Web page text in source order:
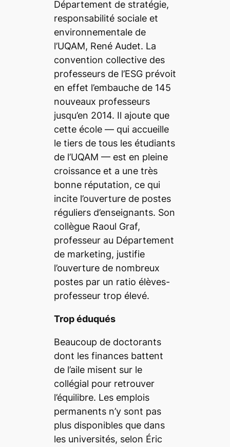
Département de stratégie,
responsabilité sociale et
environnementale de
l’UQAM, René Audet. La
convention collective des
professeurs de l’ESG prévoit
en effet l’embauche de 145
nouveaux professeurs
jusqu’en 2014. Il ajoute que
cette école — qui accueille
le tiers de tous les étudiants
de l’UQAM — est en pleine
croissance et a une très
bonne réputation, ce qui
incite l’ouverture de postes
réguliers d’enseignants. Son
collègue Raoul Graf,
professeur au Département
de marketing, justifie
l’ouverture de nombreux
postes par un ratio élèves-
professeur trop élevé.
Trop éduqués
Beaucoup de doctorants
dont les finances battent
de l’aile misent sur le
collégial pour retrouver
l’équilibre. Les emplois
permanents n’y sont pas
plus disponibles que dans
les universités, selon Éric